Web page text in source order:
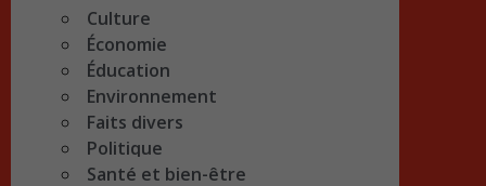
Culture
Économie
Éducation
Environnement
Faits divers
Politique
Santé et bien-être